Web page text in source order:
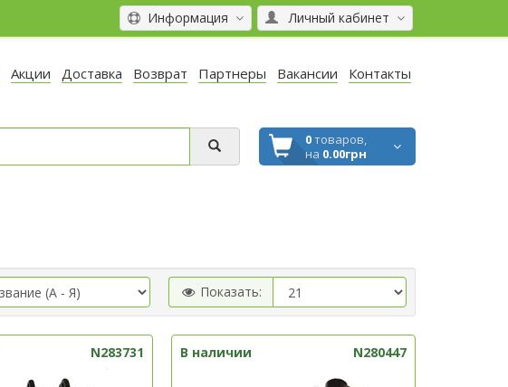
Личный кабинет
Информация
Акции Доставка Возврат Партнеры Вакансии Контакты
0товаров,
на 0.00грн
Показать:
N283731 В наличии N280447